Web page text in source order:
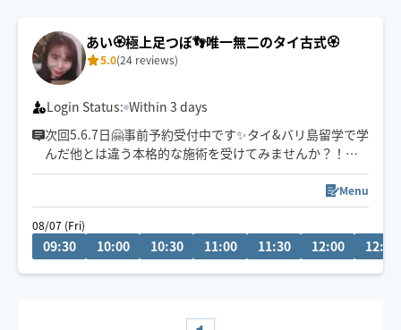
※21時以降は返信が翌日になります
あい🏵極上足つぼ👣唯一無二のタイ古式🏵
5.0(24 reviews)
Login Status: Within 3 days
次回5.6.7日🤗事前予約受付中です✨タイ&バリ島留学で学
んだ他とは違う本格的な施術を受けてみませんか？！
✨ｵｽｽﾒ全身疲労回復＝120分ｺｰｽ✨
車か公共交通機関での移動ですが、吹雪などの悪天候時
は車は使えないので伺えないエリアあります🙏💦
Menu
08/07 (Fri)
09:30 10:00 10:30 11:00 11:30 12:00 12:30